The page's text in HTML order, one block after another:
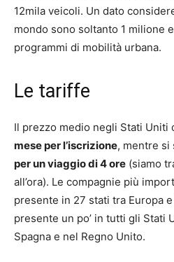
12mila veicoli. Un dato
mondo sono soltanto 1 milione
programmi di mobilità urbana.
Le tariffe
Il prezzo medio negli Stati Uniti
mese per l’iscrizione, mentre si
per un viaggio di 4 ore (siamo
all’ora). Le compagnie più
presente in 27 stati tra Europa
presente un po’ in tutti gli Stati
Spagna e nel Regno Unito.